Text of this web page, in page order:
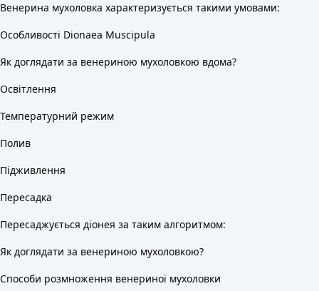
Венерина мухоловка характеризується такими умовами:
Особливості Dionaea Muscipula
Як доглядати за венериною мухоловкою вдома?
Освітлення
Температурний режим
Полив
Підживлення
Пересадка
Пересаджується діонея за таким алгоритмом:
Як доглядати за венериною мухоловкою?
Способи розмноження венериної мухоловки